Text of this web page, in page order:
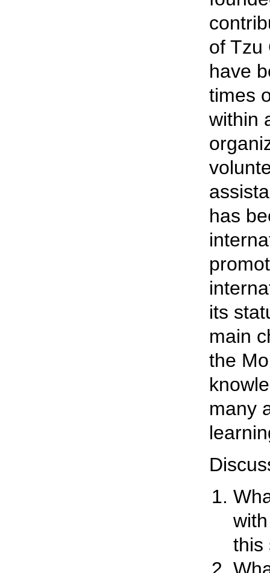
of Tzu
have
times
within
has
its
main
the
many
this